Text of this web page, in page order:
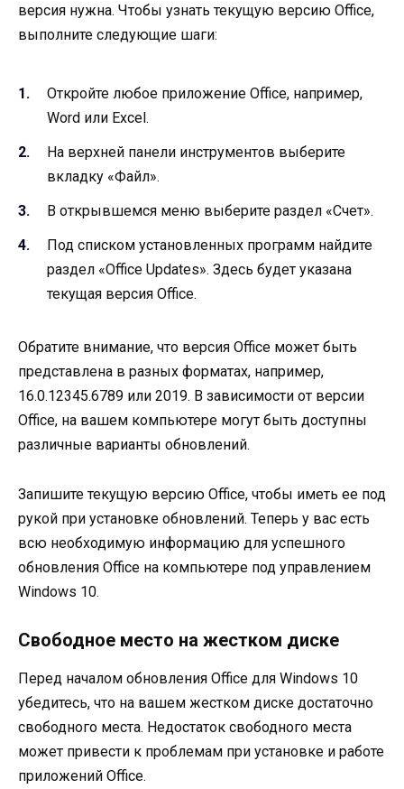
версия нужна. Чтобы узнать текущую версию Office,
выполните следующие шаги:
Откройте любое приложение Office, например,
Word или Excel.
На верхней панели инструментов выберите
вкладку «Файл».
В открывшемся меню выберите раздел «Счет».
Под списком установленных программ найдите
раздел «Office Updates». Здесь будет указана
текущая версия Office.
Обратите внимание, что версия Office может быть
представлена в разных форматах, например,
16.0.12345.6789 или 2019. В зависимости от версии
Office, на вашем компьютере могут быть доступны
различные варианты обновлений.
Запишите текущую версию Office, чтобы иметь ее под
рукой при установке обновлений. Теперь у вас есть
всю необходимую информацию для успешного
обновления Office на компьютере под управлением
Windows 10.
Свободное место на жестком диске
Перед началом обновления Office для Windows 10
убедитесь, что на вашем жестком диске достаточно
свободного места. Недостаток свободного места
может привести к проблемам при установке и работе
приложений Office.